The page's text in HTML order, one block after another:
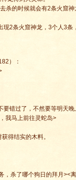
的时候就会有2条火窟神
2条火窟神龙，3个人3条
）：
错过了，不然要等明天晚
我马上前往灵蛇岛>
得结实的木料。
杀了哪个狗日的拜月><